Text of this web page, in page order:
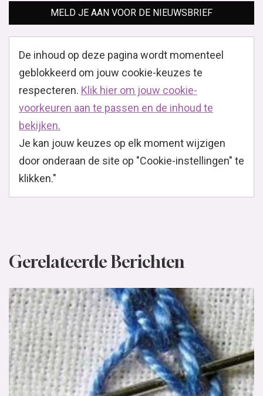
MELD JE AAN VOOR DE NIEUWSBRIEF
De inhoud op deze pagina wordt momenteel
geblokkeerd om jouw cookie-keuzes te
respecteren. Klik hier om jouw cookie-
voorkeuren aan te passen en de inhoud te
bekijken.
Je kan jouw keuzes op elk moment wijzigen
door onderaan de site op "Cookie-instellingen" te
klikken."
Gerelateerde Berichten